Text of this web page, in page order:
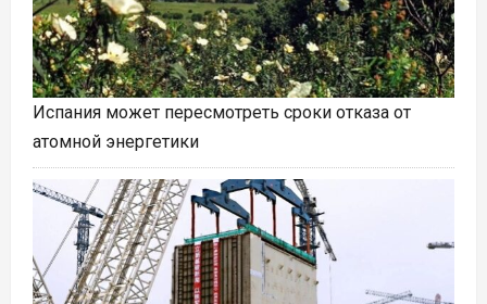
Испания может пересмотреть сроки отказа от
атомной энергетики